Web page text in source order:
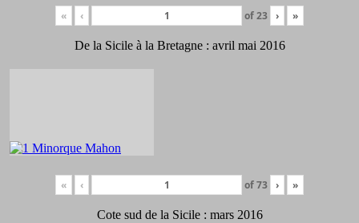
« ‹ of23 › »
De la Sicile à la Bretagne : avril mai 2016
« ‹ of73 › »
Cote sud de la Sicile : mars 2016